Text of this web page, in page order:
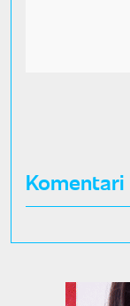
Komentari